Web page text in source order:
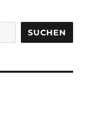
SUCHEN